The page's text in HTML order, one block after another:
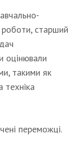
роботи, старший
оцінювали
такими як
техніка
переможці.